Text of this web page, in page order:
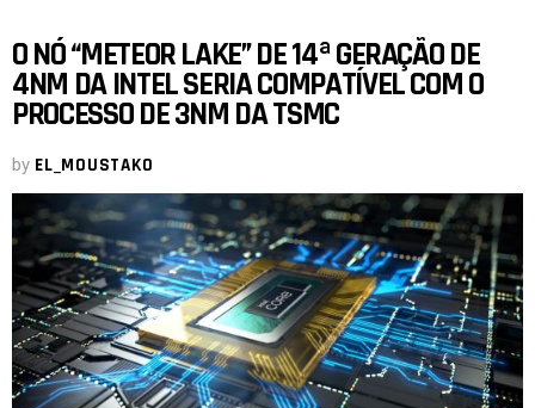
O NÓ “METEOR LAKE” DE 14ª GERAÇÃO DE
4NM DA INTEL SERIA COMPATÍVEL COM O
PROCESSO DE 3NM DA TSMC
by EL_MOUSTAKO